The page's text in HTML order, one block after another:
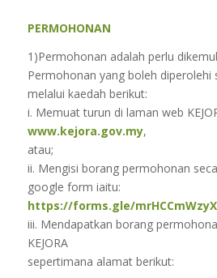
PERMOHONAN
1)Permohonan adalah perlu
Permohonan yang boleh diperolehi
melalui kaedah berikut:
i. Memuat turun di laman web
www.kejora.gov.my,
atau;
ii. Mengisi borang permohonan
google form iaitu:
https://forms.gle/
iii. Mendapatkan borang
KEJORA
sepertimana alamat berikut: